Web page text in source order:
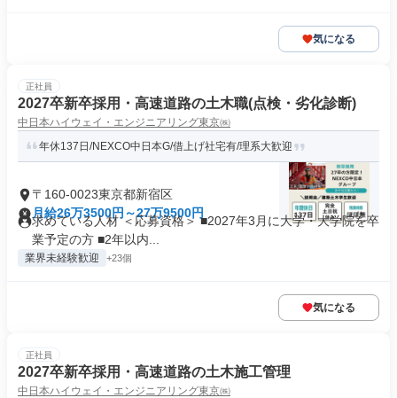
気になる
正社員
2027卒新卒採用・高速道路の土木職(点検・劣化診断)
中日本ハイウェイ・エンジニアリング東京㈱
年休137日/NEXCO中日本G/借上げ社宅有/理系大歓迎
〒160-0023東京都新宿区
月給26万3500円～27万9500円
求めている人材 ＜応募資格＞ ■2027年3月に大学・大学院を卒
業予定の方 ■2年以内...
業界未経験歓迎 +23個
気になる
正社員
2027卒新卒採用・高速道路の土木施工管理
中日本ハイウェイ・エンジニアリング東京㈱